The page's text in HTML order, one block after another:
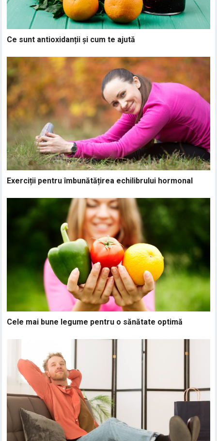
Ce sunt antioxidanții și cum te ajută
Exerciții pentru îmbunătățirea echilibrului hormonal
Cele mai bune legume pentru o sănătate optimă